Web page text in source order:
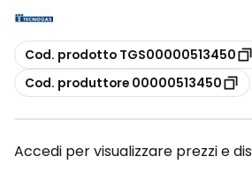
copia
Cod. prodotto TGS00000513450
copia
Cod. produttore 00000513450
Accedi per visualizzare prezzi e